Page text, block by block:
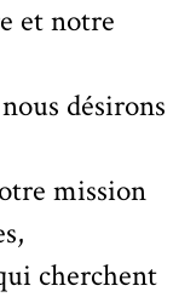
et notre
désirons
mission
cherchent